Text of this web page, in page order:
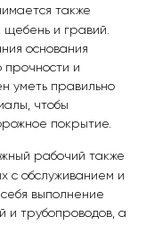
также
щебень и гравий.
основания
прочности и
уметь правильно
чтобы
покрытие.
рабочий также
с обслуживанием и
выполнение
и трубопроводов, а